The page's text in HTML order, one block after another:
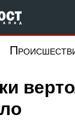
Северо-